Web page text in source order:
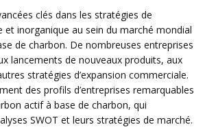
clés dans les stratégies de
et inorganique au sein du marché mondial
de charbon. De nombreuses entreprises
lancements de nouveaux produits, aux
stratégies d’expansion commerciale.
des profils d’entreprises remarquables
actif à base de charbon, qui
SWOT et leurs stratégies de marché.